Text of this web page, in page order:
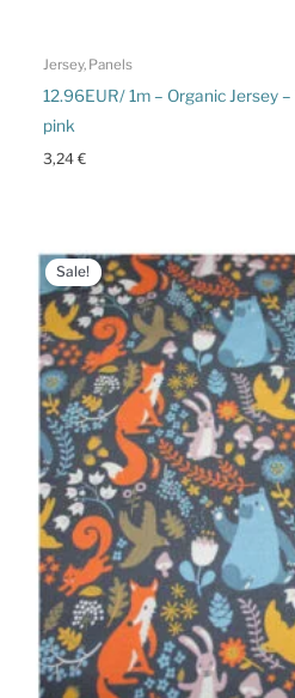
Jersey, Panels
12.96EUR/ 1m – Organic Jersey
pink
3,24€
Sale!